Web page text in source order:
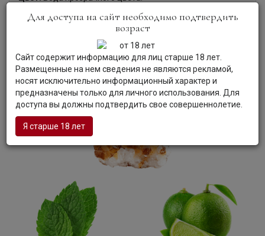
с легкими мятно-лаймовыми акцентами.
Вода демонстрирует приятный, мягкий вкус с
нотами лайма и мяты.
Гастрономия:Вода отлично освежает в течение всего
дня, а также является составляющими для коктейлей.
Для доступа на сайт необходимо подтвердить
возраст
Сайт содержит информацию для лиц старше 18 лет.
Размещенные на нем сведения не являются рекламой,
носят исключительно информационный характер и
предназначены только для личного использования. Для
доступа вы должны подтвердить свое совершеннолетие.
Я старше 18 лет